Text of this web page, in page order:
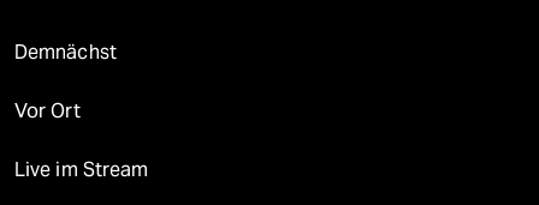
Demnächst
Vor Ort
Live im Stream